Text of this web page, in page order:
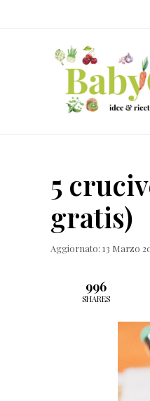
ricette
per
famiglie
(quasi)
5
gratis)
Aggiornato: 13 Marzo
996
SHARES